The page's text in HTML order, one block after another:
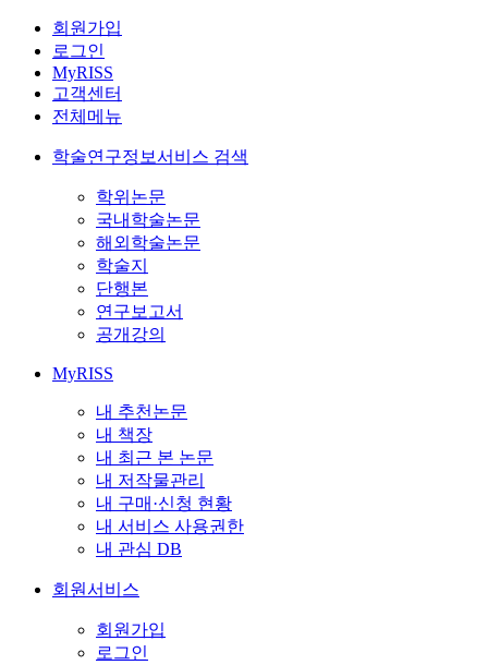
회원가입
로그인
MyRISS
고객센터
전체메뉴
학술연구정보서비스 검색
학위논문
국내학술논문
해외학술논문
학술지
단행본
연구보고서
공개강의
MyRISS
내 추천논문
내 책장
내 최근 본 논문
내 저작물관리
내 구매·신청 현황
내 서비스 사용권한
내 관심 DB
회원서비스
회원가입
로그인